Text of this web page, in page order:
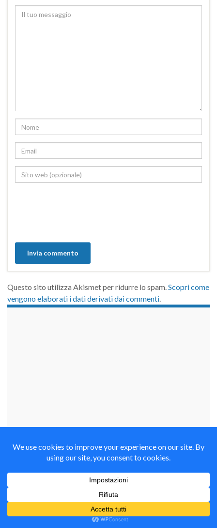
Questo sito utilizza Akismet per ridurre lo spam.Scopri come
vengono elaborati i dati derivati dai commenti.